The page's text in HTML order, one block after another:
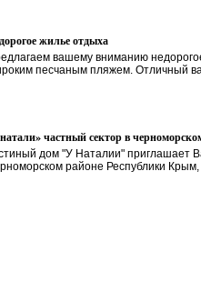
жилье отдыха
вашему вниманию
песчаным пляжем. Отличный
частный сектор в
дом "У Наталии" приглашает
районе Республики